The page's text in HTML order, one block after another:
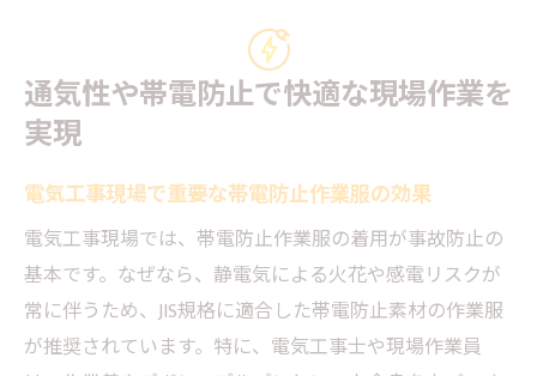
通気性や帯電防止で快適な現場作業を
実現
電気工事現場で重要な帯電防止作業服の効果
電気工事現場では、帯電防止作業服の着用が事故防止の
基本です。なぜなら、静電気による火花や感電リスクが
常に伴うため、JIS規格に適合した帯電防止素材の作業服
が推奨されています。特に、電気工事士や現場作業員